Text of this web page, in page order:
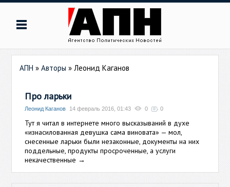
АПН »Авторы »Леонид Каганов
Про ларьки
Леонид Каганов 14 февраль 2016, 01:43 0 0
Тут я читал в интернете много высказываний в духе
«изнасилованная девушка сама виновата» — мол,
снесенные ларьки были незаконные, документы на них
поддельные, продукты просроченные, а услуги
некачественные →